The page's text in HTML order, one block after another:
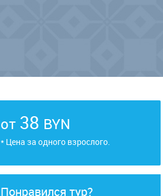
от 38 BYN
* Цена за одного взрослого.
Понравился тур?